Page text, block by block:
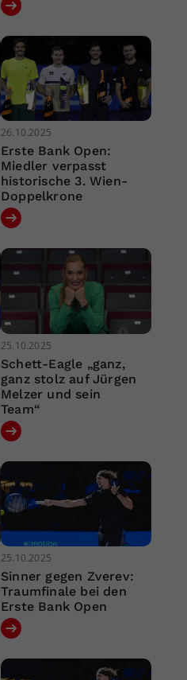
26.10.2025
Erste Bank Open:
Miedler verpasst
historische 3. Wien-
Doppelkrone
25.10.2025
Schett-Eagle „ganz,
ganz stolz auf Jürgen
Melzer und sein
Team“
25.10.2025
Sinner gegen Zverev:
Traumfinale bei den
Erste Bank Open